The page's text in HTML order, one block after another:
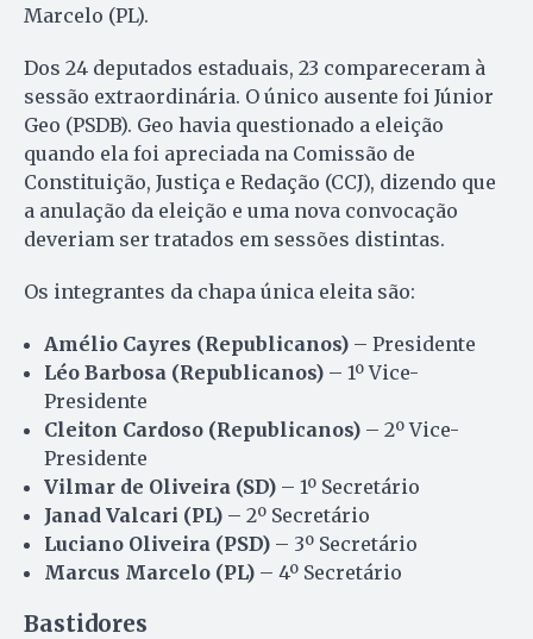
Marcelo (PL).
Dos 24 deputados estaduais, 23 compareceram à
sessão extraordinária. O único ausente foi Júnior
Geo (PSDB). Geo havia questionado a eleição
quando ela foi apreciada na Comissão de
Constituição, Justiça e Redação (CCJ), dizendo que
a anulação da eleição e uma nova convocação
deveriam ser tratados em sessões distintas.
Os integrantes da chapa única eleita são:
Amélio Cayres (Republicanos) – Presidente
Léo Barbosa (Republicanos) – 1º Vice-
Presidente
Cleiton Cardoso (Republicanos) – 2º Vice-
Presidente
Vilmar de Oliveira (SD) – 1º Secretário
Janad Valcari (PL) – 2º Secretário
Luciano Oliveira (PSD) – 3º Secretário
Marcus Marcelo (PL) – 4º Secretário
Bastidores